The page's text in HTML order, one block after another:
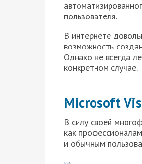
пользователя.
В интернете
возможность
Однако не всегда
конкретном случае.
Microsoft
В силу своей
как
и обычным